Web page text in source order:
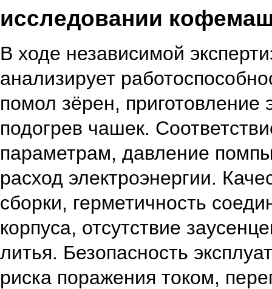
исследовании
В ходе независимой
анализирует р
помол зёрен, приготовление
подогрев чашек.
параметрам, давление
расход электроэнергии.
сборки, герметичность
корпуса, отсутствие
литья. Безопасность
риска поражения током,